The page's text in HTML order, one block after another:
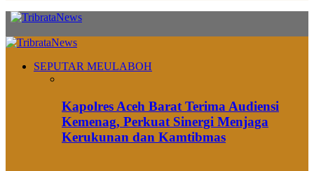
SEPUTAR MEULABOH
Kapolres Aceh Barat Terima Audiensi
Kemenag, Perkuat Sinergi Menjaga
Kerukunan dan Kamtibmas